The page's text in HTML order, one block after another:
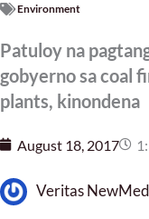
Environment
Patuloy na
gobyerno sa coal
plants, kinondena
August 18, 2017
Veritas